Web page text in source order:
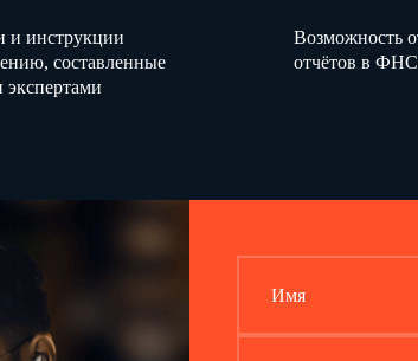
числе:
в
Российской
и инструкции
составленные
Возможность
отчётов в
Имя